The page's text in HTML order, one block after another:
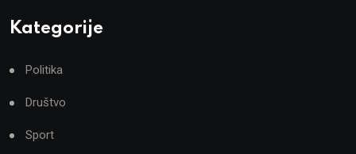
Kategorije
Politika
Društvo
Sport